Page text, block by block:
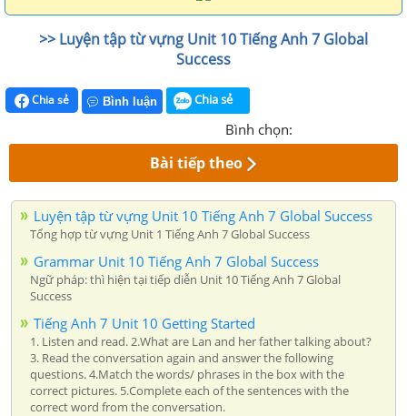
>> Luyện tập từ vựng Unit 10 Tiếng Anh 7 Global
Success
Chia sẻ Bình luận Chia sẻ
Bình chọn:
Bài tiếp theo
Luyện tập từ vựng Unit 10 Tiếng Anh 7 Global Success
Tổng hợp từ vựng Unit 1 Tiếng Anh 7 Global Success
Grammar Unit 10 Tiếng Anh 7 Global Success
Ngữ pháp: thì hiện tại tiếp diễn Unit 10 Tiếng Anh 7 Global
Success
Tiếng Anh 7 Unit 10 Getting Started
1. Listen and read. 2.What are Lan and her father talking about?
3. Read the conversation again and answer the following
questions. 4.Match the words/ phrases in the box with the
correct pictures. 5.Complete each of the sentences with the
correct word from the conversation.